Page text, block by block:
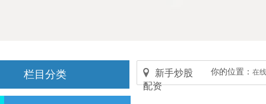
栏目分类 你的位置： 在
新手炒股
配资